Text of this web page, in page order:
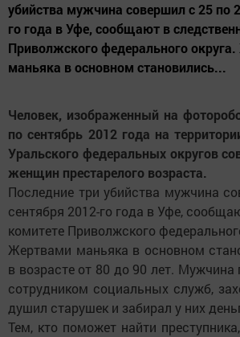
убийства мужчина совершил с 25 по
го года в Уфе, сообщают в
Приволжского федерального
маньяка в основном становились...
Человек, изображенный на
по сентябрь 2012 года на
Уральского федеральных округов
женщин престарелого возраста.
Последние три убийства мужчина
сентября 2012-го года в Уфе,
комитете Приволжского
Жертвами маньяка в основном
в возрасте от 80 до 90 лет. Мужчина
сотрудником социальных служб,
душил старушек и забирал у них
Тем, кто поможет найти